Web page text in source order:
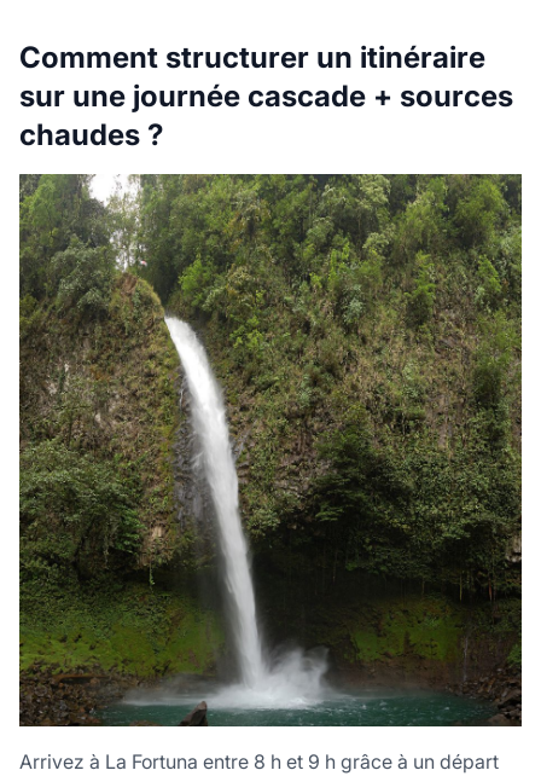
Comment structurer un itinéraire
sur une journée cascade + sources
chaudes ?
Arrivez à La Fortuna entre 8 h et 9 h grâce à un départ